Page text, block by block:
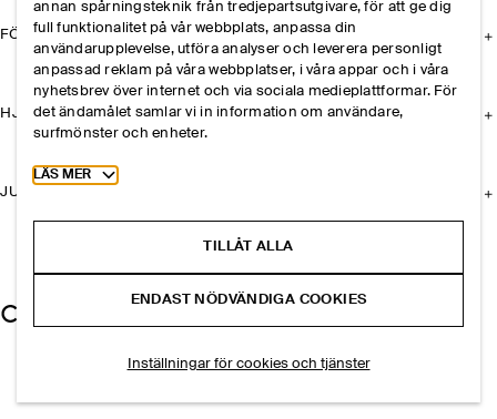
FÖRETAGET
HJÄLP
JURIDISK INFORMATION
annan spårningsteknik från tredjepartsutgivare, för att ge dig
full funktionalitet på vår webbplats, anpassa din
användarupplevelse, utföra analyser och leverera personligt
anpassad reklam på våra webbplatser, i våra appar och i våra
nyhetsbrev över internet och via sociala medieplattformar. För
det ändamålet samlar vi in information om användare,
surfmönster och enheter.
Toggle more cookie information
LÄS MER
TILLÅT ALLA
ENDAST NÖDVÄNDIGA COOKIES
Inställningar för cookies och tjänster